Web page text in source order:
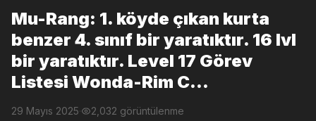
Mu-Rang: 1. köyde çıkan kurta
benzer 4. sınıf bir yaratıktır. 16 lvl
bir yaratıktır. Level 17 Görev
Listesi Wonda-Rim C...
29 Mayıs 2025· 2,032 görüntülenme